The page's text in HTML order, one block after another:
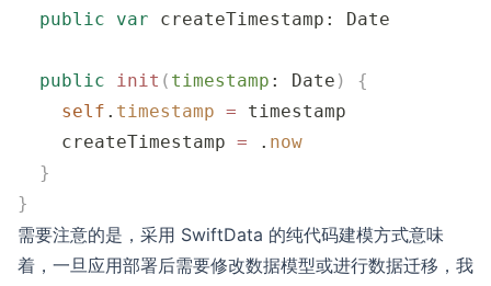
  public
var createTimestamp: Date
  public
init ( timestamp : Date )
{
    self
. timestamp = timestamp
    createTimestamp
= . now
  }
}
需要注意的是，采用 SwiftData 的纯代码建模方式意味
着，一旦应用部署后需要修改数据模型或进行数据迁移，我